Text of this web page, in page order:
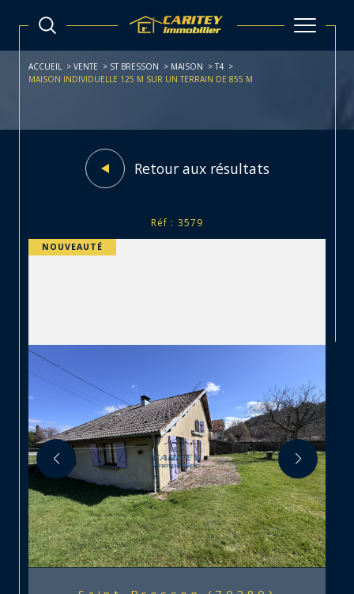
ACCUEIL VENTE ST BRESSON MAISON
T4
MAISON INDIVIDUELLE 125 M SUR UN TERRAIN DE 855 M
Retour aux résultats
Réf : 3579
NOUVEAUTÉ